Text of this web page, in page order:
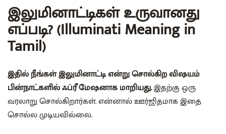
இலுமினாட்டிகள் உருவானது
எப்படி? (Illuminati Meaning in
Tamil)
இதில் நீங்கள் இலுமினாட்டி என்று சொல்கிற விஷயம்
பின்நாட்களில் ஃப்ரீ மேஷனாக மாறியது.இதற்கு ஒரு
வரலாறு சொல்கிறார்கள். என்னால் ஊர்ஜிதமாக இதை
சொல்ல முடியவில்லை.